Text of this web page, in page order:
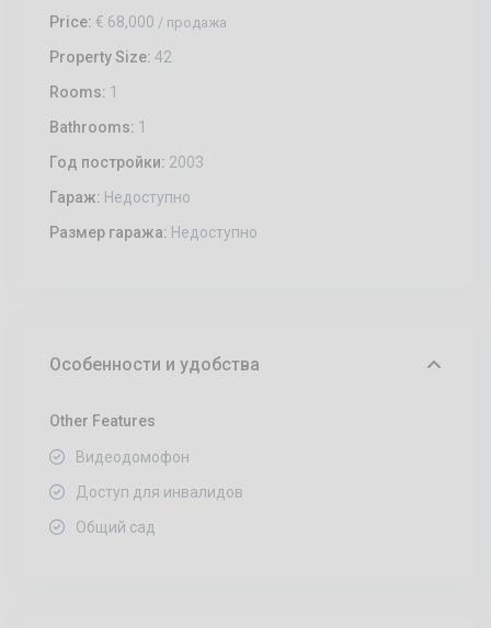
Price: € 68,000 / продажа
Property Size: 42
Rooms: 1
Bathrooms: 1
Год постройки: 2003
Гараж: Недоступно
Размер гаража: Недоступно
Особенности и удобства
Other Features
Видеодомофон
Доступ для инвалидов
Общий сад